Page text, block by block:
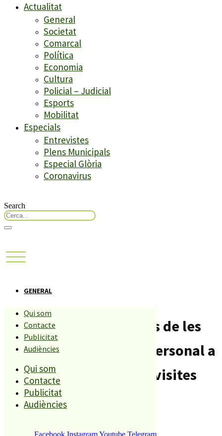
Actualitat
General
Societat
Comarcal
Política
Economia
Cultura
Policial – Judicial
Esports
Mobilitat
Especials
Entrevistes
Plens Municipals
Especial Glòria
Coronavirus
Search
Qui som
Contacte
Publicitat
Audiències
Qui som
Contacte
Publicitat
Audiències
GENERAL
Els models i correccions de les
proves de selecció de personal a
Palafolls reben 25.000 visites
Compartiu aquesta història